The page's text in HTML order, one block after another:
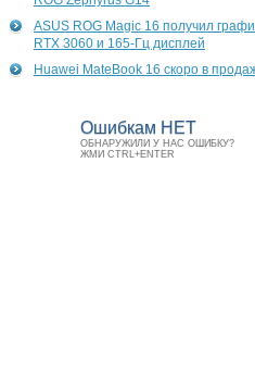
ASUS ROG Magic 16 получил
RTX 3060 и 165-Гц дисплей
Huawei MateBook 16 скоро в
Ошибкам НЕТ
ОБНАРУЖИЛИ У НАС ОШИБКУ?
ЖМИ CTRL+ENTER